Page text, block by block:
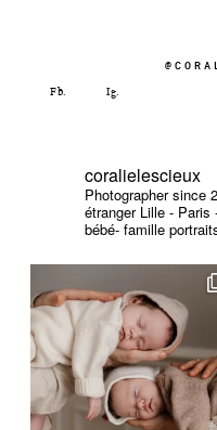
coralielescieux
Photographer since
étranger Lille - Paris
bébé- famille